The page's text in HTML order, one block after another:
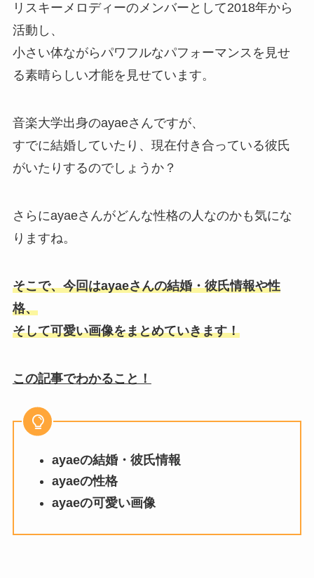
リスキーメロディーのメンバーとして2018年から
活動し、
小さい体ながらパワフルなパフォーマンスを見せ
る素晴らしい才能を見せています。
音楽大学出身のayaeさんですが、
すでに結婚していたり、現在付き合っている彼氏
がいたりするのでしょうか？
さらにayaeさんがどんな性格の人なのかも気にな
りますね。
そこで、今回はayaeさんの結婚・彼氏情報や性
格、
そして可愛い画像をまとめていきます！
この記事でわかること！
ayaeの結婚・彼氏情報
ayaeの性格
ayaeの可愛い画像